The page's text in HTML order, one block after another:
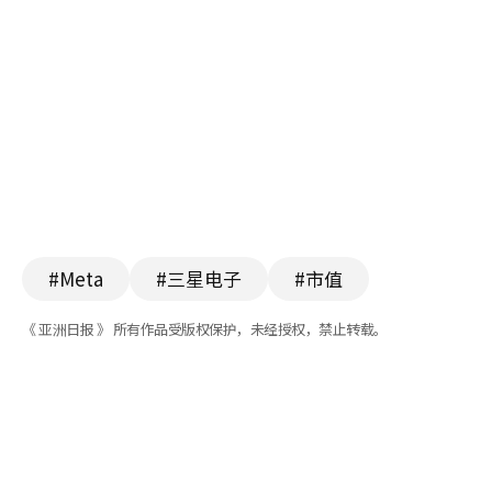
#Meta #三星电子 #市值
《 亚洲日报 》 所有作品受版权保护，未经授权，禁止转载。